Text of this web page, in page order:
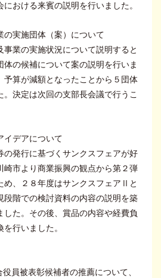
おける来賓の説明を行いました。
実施団体（案）について
業の実施状況について説明すると
体の候補について案の説明を行いま
予算が減額となったことから５団体
。決定は次回の支部長会議で行うこ
デアについて
の発行に基づくサンクスフェアが好
崎市より商業振興の観点から第２弾
め、２８年度はサンクスフェアⅡと
段階での検討資料の内容の説明を築
した。その後、賞品の内容や経費負
行いました。
員被表彰候補者の推薦について、